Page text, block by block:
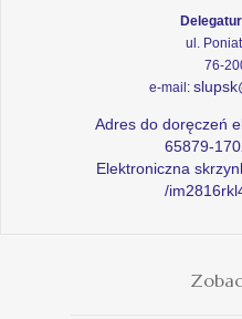
ul.
76-
e-mail:
Adres do doręczeń
65879-
Elektroniczna
/